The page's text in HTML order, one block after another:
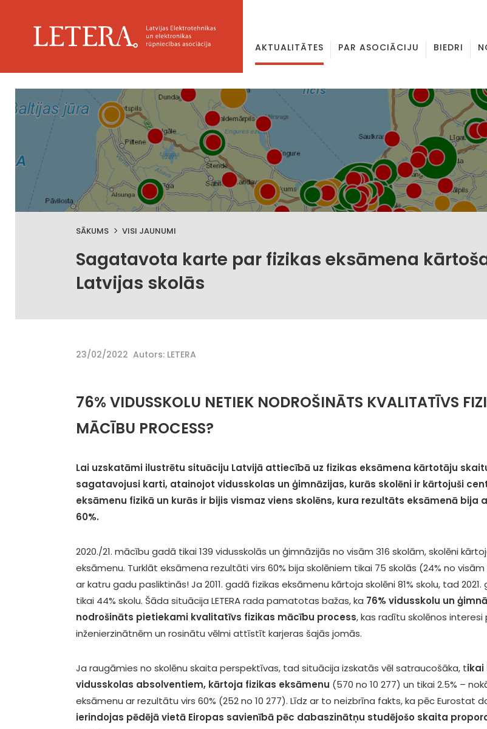
AKTUALITĀTES PAR ASOCIĀCIJU BIEDRI
SĀKUMS VISI JAUNUMI
Sagatavota karte par fizikas eksāmena
Latvijas skolās
23/02/2022 Autors: LETERA
76% VIDUSSKOLU NETIEK NODROŠINĀTS KVALITATĪVS
MĀCĪBU PROCESS?
Lai uzskatāmi ilustrētu situāciju Latvijā attiecībā uz fizikas eksāmena kārtotāju skaitu
sagatavojusi karti, atainojot vidusskolas un ģimnāzijas, kurās skolēni ir kārtojuši
eksāmenu fizikā un kurās ir bijis vismaz viens skolēns, kura rezultāts eksāmenā bija
60%.
2020./21. mācību gadā tikai 139 vidusskolās un ģimnāzijās no visām 316 skolām, skolēni
eksāmenu. Turklāt eksāmena rezultāti virs 60% bija skolēniem tikai 75 skolās (24% no
ar katru gadu pasliktinās! Ja 2011. gadā fizikas eksāmenu kārtoja skolēni 81% skolu, tad
tikai 44% skolu. Šāda situācija LETERA rada pamatotas bažas, ka 76% vidusskolu un
nodrošināts pietiekami kvalitatīvs fizikas mācību process, kas radītu skolēnos interesi
inženierzinātnēm un rosinātu vēlmi attīstīt karjeras šajās jomās.
Ja raugāmies no skolēnu skaita perspektīvas, tad situācija izskatās vēl satraucošāka, tikai
vidusskolas absolventiem, kārtoja fizikas eksāmenu (570 no 10 277) un tikai 2.5% –
eksāmenu ar rezultātu virs 60% (252 no 10 277). Līdz ar to neizbrīna fakts, ka pēc Eurostat
ierindojas pēdējā vietā Eiropas savienībā pēc dabaszinātņu studējošo skaita